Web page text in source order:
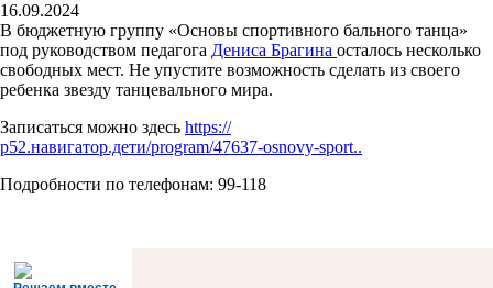
16.09.2024
В бюджетную группу «Основы спортивного бального танца»
под руководством педагога Дениса Брагина осталось несколько
свободных мест. Не упустите возможность сделать из своего
ребенка звезду танцевального мира.
Записаться можно здесь https://
р52.навигатор.дети/program/47637-osnovy-sport..
Подробности по телефонам: 99-118